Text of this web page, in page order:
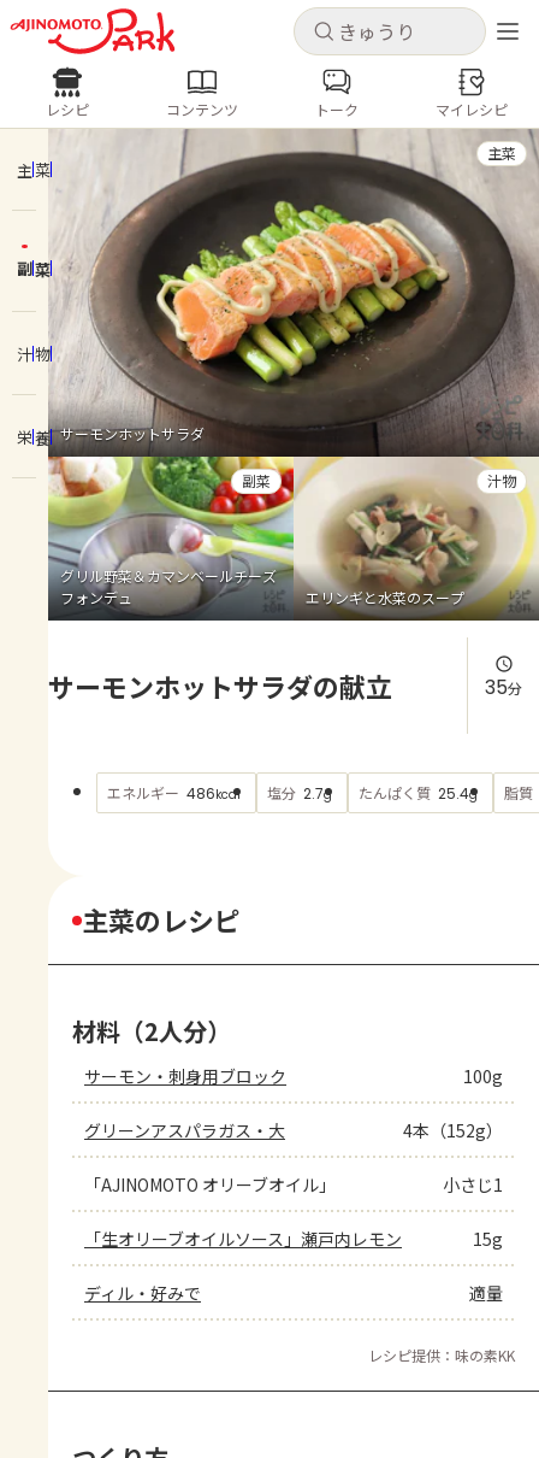
キャンセル
ログインするとレシピを保存できます
ログイン 新規登録
ホーム
コンテンツ
レシピ
トーク
よくあるお問い合わせ
お買い物
AJINOMOTO PARK とは
キャンセル
レシピ コンテンツ
人気の食材・レシピ
きゅうり なす トマト
とうもろこし
ピーマン
みょうが ゴーヤ
レシピ コンテンツ トーク マイレシピ
主菜
副菜
汁物
栄養 サーモンホットサラダ
主菜
グリル野菜＆カマンベールチーズ
フォンデュ
副菜
エリンギと水菜のスープ
汁物
サーモンホットサラダの献立 35分
エネルギー 486kcal 塩分 2.7g たんぱく質 25.4g 脂質
主菜のレシピ
材料（2人分）
サーモン・刺身用ブロック 100g
グリーンアスパラガス・大 4本（152g）
「AJINOMOTO オリーブオイル」 小さじ1
「生オリーブオイルソース」瀬戸内レモン 15g
ディル・好みで 適量
レシピ提供：味の素KK